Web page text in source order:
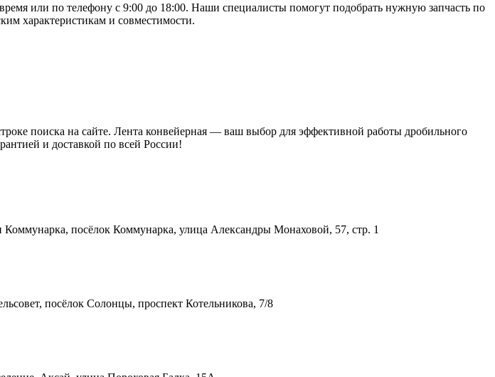
или по телефону с 9:00 до 18:00. Наши специалисты помогут подобрать нужную запчасть по
характеристикам и совместимости.
поиска на сайте. Лента конвейерная — ваш выбор для эффективной работы дробильного
и доставкой по всей России!
посёлок Коммунарка, улица Александры Монаховой, 57, стр. 1
посёлок Солонцы, проспект Котельникова, 7/8